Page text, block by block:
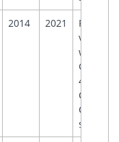
2014 2021
For
vehicles
with
4
Centre
systems